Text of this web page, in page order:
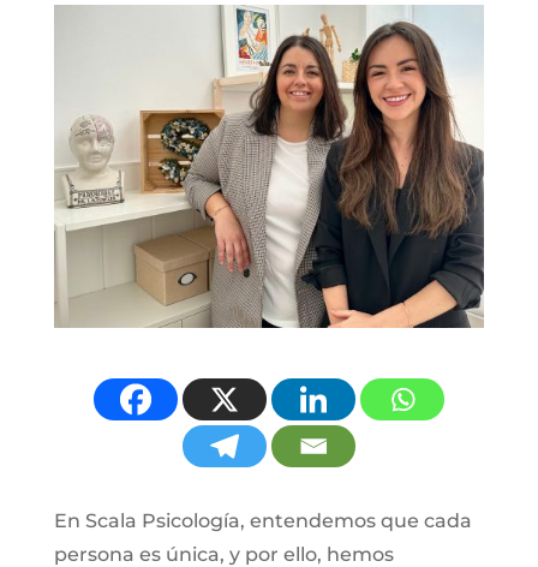
En Scala Psicología, entendemos que cada
persona es única, y por ello, hemos